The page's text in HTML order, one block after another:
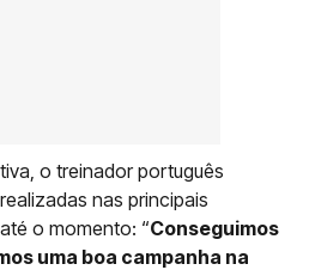
o treinador português
nas principais
o momento: “Conseguimos
uma boa campanha na